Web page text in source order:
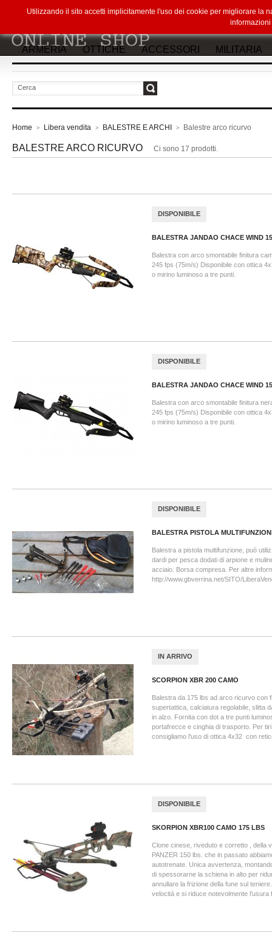
ARMERIA OTTICHE ACCESSORI MILITARIA
Home > Libera vendita > BALESTRE E ARCHI > Balestre arco ricurvo
BALESTRE ARCO RICURVO Ci sono 17 prodotti.
DISPONIBILE
BALESTRA JANDAO CHACE WIND
Balestra con arco smontabile finitura
245 fps (75m/s) Disponibile con ottica
o mirino luminoso a tre punti.
DISPONIBILE
BALESTRA JANDAO CHACE WIND
Balestra con arco smontabile finitura
245 fps (75m/s) Disponibile con ottica
o mirino luminoso a tre punti.
DISPONIBILE
BALESTRA PISTOLA
Balestra a pistola multifunzione, può
dardi per pesca dodati di arpione e
acciaio. Borsa compresa. Per altre
http://www.gbverrina.net/SITO/
IN ARRIVO
SCORPION XBR 200 CAMO
Balestra da 175 lbs ad arco ricurvo con
supertattica, calciatura regolabile, slitta
in alzo. Fornita con dot a tre punti
portafrecce e cinghia di trasporto. Per
consigliamo l'uso di ottica 4x32 con
DISPONIBILE
SKORPION XBR100 CAMO 175 LBS
Clone cinese, riveduto e corretto , della
PANZER 150 lbs. che in passato
autotrenate. Unica avvertenza,
di spessorarne la schiena in alto per
annullare la frizione della fune sul
velocità e si riduce notevolmente l'usura
Utilizzando il sito accetti implicitamente l'uso dei cookie per migliorare la
informazioni